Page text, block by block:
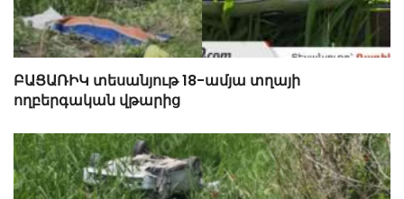
ԲԱՑԱՌԻԿ տեսանյութ 18-ամյա տղայի
ողբերգական վթարից